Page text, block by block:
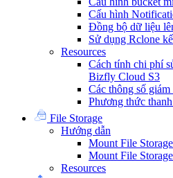
Cấu hình
Đồng bộ dữ liệu
Sử dụng Rclone
Resources
Cách tính chi phí
Bizfly Cloud S3
Các thông số giám
Phương thức
File Storage
Hướng dẫn
Mount File
Mount File
Resources